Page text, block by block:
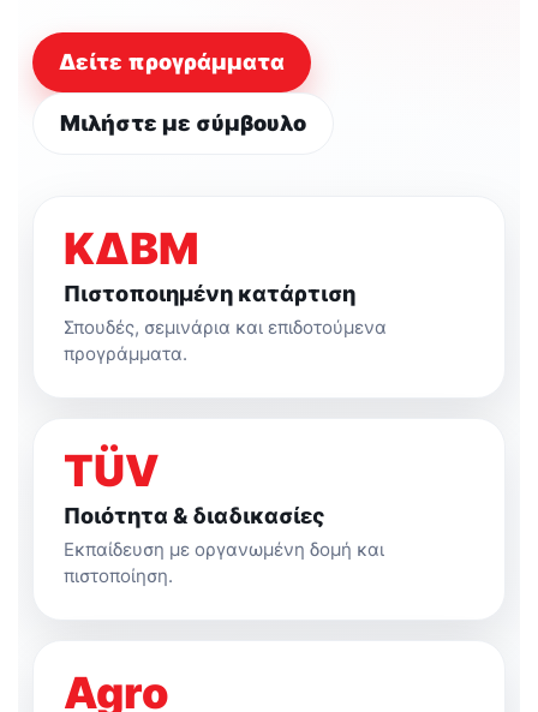
Δείτε προγράμματα
Μιλήστε με σύμβουλο
ΚΔΒΜ
Πιστοποιημένη κατάρτιση
Σπουδές, σεμινάρια και επιδοτούμενα
προγράμματα.
TÜV
Ποιότητα & διαδικασίες
Εκπαίδευση με οργανωμένη δομή και
πιστοποίηση.
Agro